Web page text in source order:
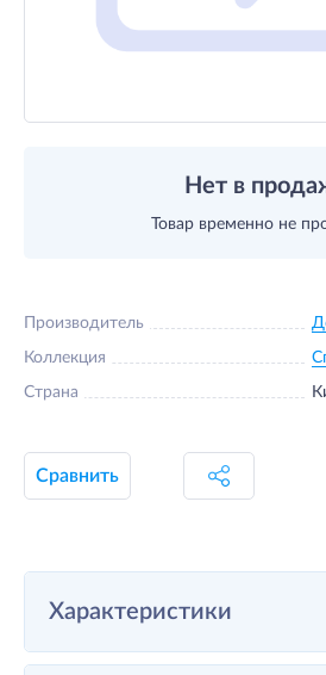
Нет в
Товар временно не
Производитель
Коллекция
Страна
Сравнить
Характеристики